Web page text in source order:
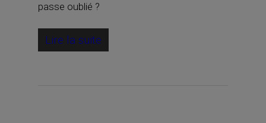
passe oublié ?
Lire la suite